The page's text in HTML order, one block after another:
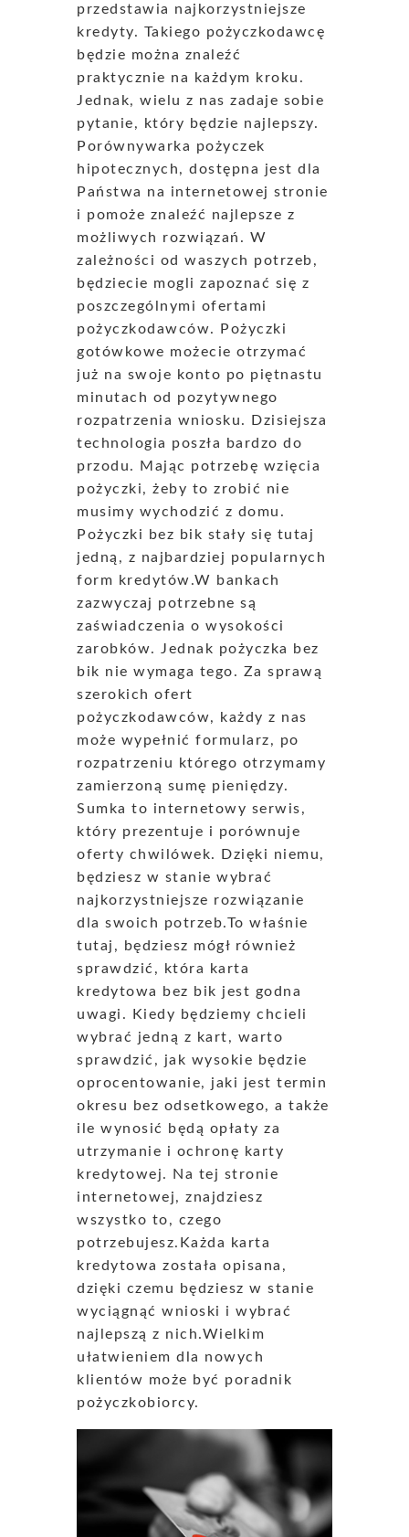
przedstawia najkorzystniejsze
kredyty. Takiego pożyczkodawcę
będzie można znaleźć
praktycznie na każdym kroku.
Jednak, wielu z nas zadaje sobie
pytanie, który będzie najlepszy.
Porównywarka pożyczek
hipotecznych, dostępna jest dla
Państwa na internetowej stronie
i pomoże znaleźć najlepsze z
możliwych rozwiązań. W
zależności od waszych potrzeb,
będziecie mogli zapoznać się z
poszczególnymi ofertami
pożyczkodawców. Pożyczki
gotówkowe możecie otrzymać
już na swoje konto po piętnastu
minutach od pozytywnego
rozpatrzenia wniosku. Dzisiejsza
technologia poszła bardzo do
przodu. Mając potrzebę wzięcia
pożyczki, żeby to zrobić nie
musimy wychodzić z domu.
Pożyczki bez bik stały się tutaj
jedną, z najbardziej popularnych
form kredytów.W bankach
zazwyczaj potrzebne są
zaświadczenia o wysokości
zarobków. Jednak pożyczka bez
bik nie wymaga tego. Za sprawą
szerokich ofert
pożyczkodawców, każdy z nas
może wypełnić formularz, po
rozpatrzeniu którego otrzymamy
zamierzoną sumę pieniędzy.
Sumka to internetowy serwis,
który prezentuje i porównuje
oferty chwilówek. Dzięki niemu,
będziesz w stanie wybrać
najkorzystniejsze rozwiązanie
dla swoich potrzeb.To właśnie
tutaj, będziesz mógł również
sprawdzić, która karta
kredytowa bez bik jest godna
uwagi. Kiedy będziemy chcieli
wybrać jedną z kart, warto
sprawdzić, jak wysokie będzie
oprocentowanie, jaki jest termin
okresu bez odsetkowego, a także
ile wynosić będą opłaty za
utrzymanie i ochronę karty
kredytowej. Na tej stronie
internetowej, znajdziesz
wszystko to, czego
potrzebujesz.Każda karta
kredytowa została opisana,
dzięki czemu będziesz w stanie
wyciągnąć wnioski i wybrać
najlepszą z nich.Wielkim
ułatwieniem dla nowych
klientów może być poradnik
pożyczkobiorcy.